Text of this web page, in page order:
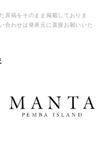
原稿をそのまま掲載しておりま
合わせは発表元に直接お願いいた